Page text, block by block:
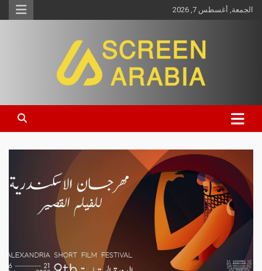
الجمعة, أغسطس 7, 2026
Screen Arabia